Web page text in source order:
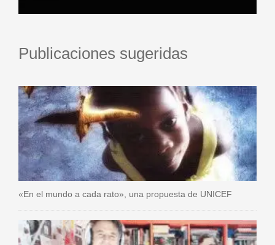
Publicaciones sugeridas
«En el mundo a cada rato», una propuesta de UNICEF